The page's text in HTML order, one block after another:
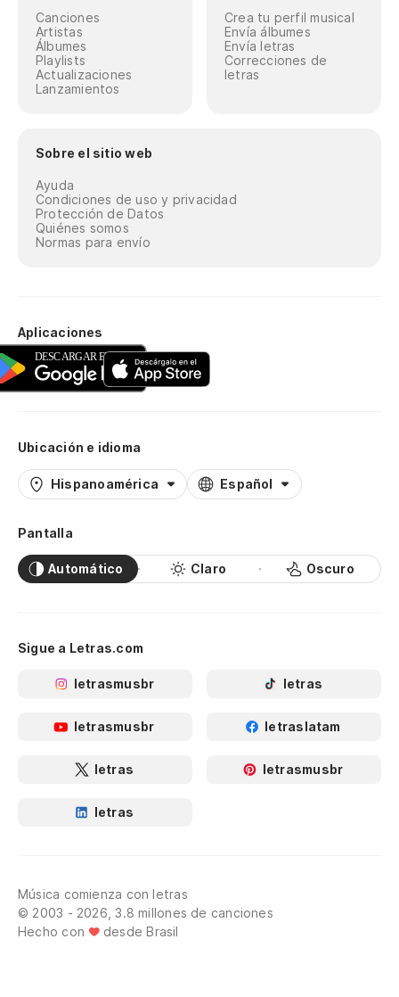
Canciones
Artistas
Álbumes
Playlists
Actualizaciones
Lanzamientos
Crea tu perfil musical
Envía álbumes
Envía letras
Correcciones de
letras
Sobre el sitio web
Ayuda
Condiciones de uso y privacidad
Protección de Datos
Quiénes somos
Normas para envío
Aplicaciones
Ubicación e idioma
Hispanoamérica Español
Pantalla
Automático Claro Oscuro
Sigue a Letras.com
letrasmusbr letras
letrasmusbr letraslatam
letras letrasmusbr
letras
Música comienza con letras
© 2003 - 2026, 3.8 millones de canciones
Hecho con
desde Brasil